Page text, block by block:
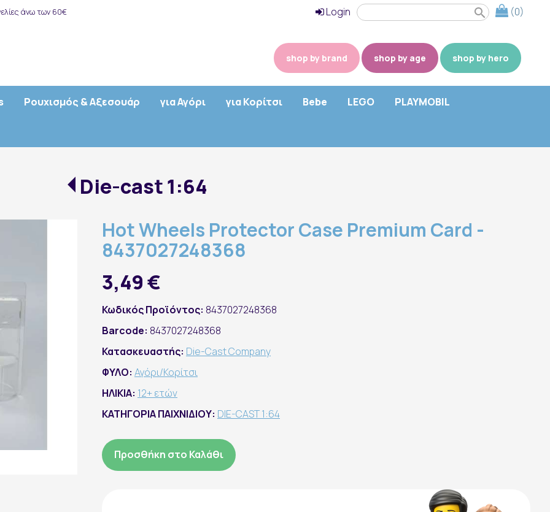
άνω των 60€ (0)
search
Login
shop by brand shop by age shop by hero
Ρουχισμός & Αξεσουάρ για Αγόρι για Κορίτσι Bebe LEGO PLAYMOBIL
Die-cast 1:64
Hot Wheels Protector Case Premium Card -
8437027248368
3,49 €
Κωδικός Προϊόντος: 8437027248368
Barcode: 8437027248368
Κατασκευαστής: Die-Cast Company
ΦΥΛΟ: Αγόρι/Κορίτσι
ΗΛΙΚΙΑ: 12+ ετών
ΚΑΤΗΓΟΡΙΑ ΠΑΙΧΝΙΔΙΟΥ: DIE-CAST 1:64
Προσθήκη στο Καλάθι